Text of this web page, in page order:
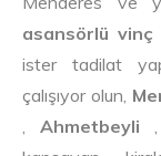
asansörlü vinç
ister tadilat
çalışıyor olun,
, Ahmetbeyli ,